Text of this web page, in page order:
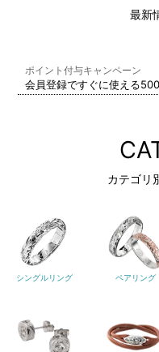
最新
ポイント付与キャンペーン
会員登録ですぐに使える
カテゴリ
シングルリング ペアリング